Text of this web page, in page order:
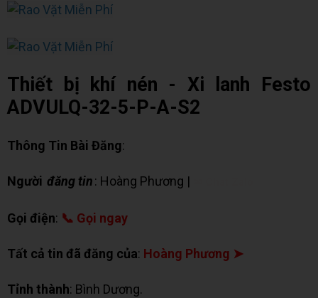
Thiết bị khí nén - Xi lanh Festo
ADVULQ-32-5-P-A-S2
Thông Tin Bài Đăng:
Người đăng tin: Hoàng Phương |
Gọi điện: 📞 Gọi ngay
Tất cả tin đã đăng của: Hoàng Phương ➤
Tỉnh thành: Bình Dương.